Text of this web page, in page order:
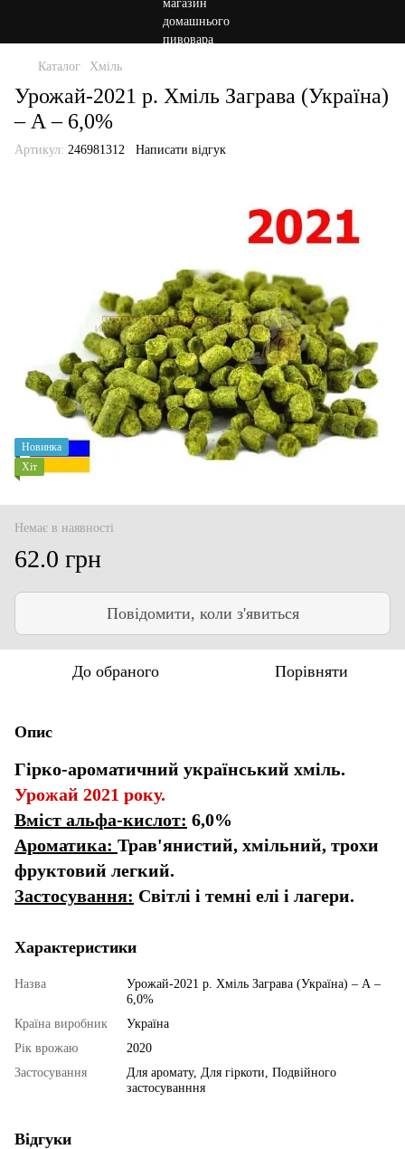
Каталог Хміль
Урожай-2021 р. Хміль Заграва (Україна)
– А – 6,0%
Артикул: 246981312 Написати відгук
Новинка
Хіт
Немає в наявності
62.0 грн
Повідомити, коли з'явиться
До обраного Порівняти
Опис
Гірко-ароматичний український хміль.
Урожай 2021 року.
Вміст альфа-кислот: 6,0%
Ароматика: Трав'янистий, хмільний, трохи
фруктовий легкий.
Застосування: Світлі і темні елі і лагери.
Характеристики
Назва
Урожай-2021 р. Хміль Заграва (Україна) – А –
6,0%
Країна виробник
Україна
Рік врожаю
2020
Застосування
Для аромату, Для гіркоти, Подвійного
застосуванння
Відгуки